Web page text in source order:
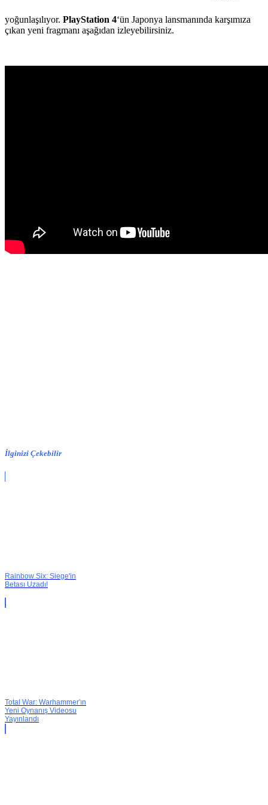
yoğunlaşılıyor. PlayStation 4‘ün Japonya lansmanında karşımıza
çıkan yeni fragmanı aşağıdan izleyebilirsiniz.
İlginizi Çekebilir
Rainbow Six: Siege'in
Betası Uzadı!
Total War: Warhammer'ın
Yeni Oynanış Videosu
Yayınlandı